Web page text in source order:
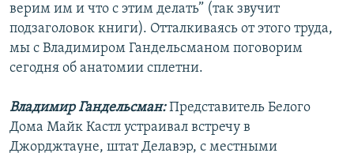
Все сайты РСЕ/РС
верим им и что с этим делать” (так звучит
подзаголовок книги). Отталкиваясь от этого труда,
мы с Владимиром Гандельсманом поговорим
сегодня об анатомии сплетни.
Владимир Гандельсман:Представитель Белого
Дома Майк Кастл устраивал встречу в
Джорджтауне, штат Делавэр, с местными